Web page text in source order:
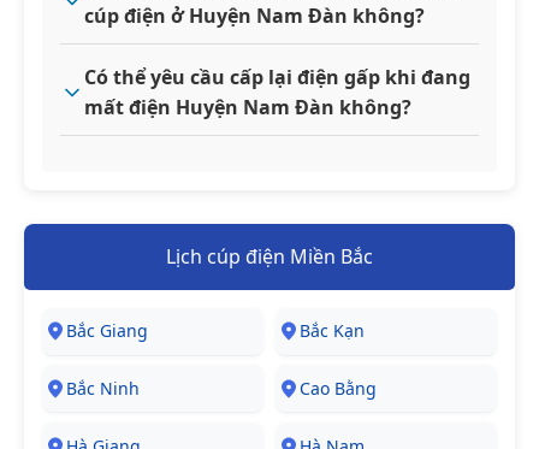
cúp điện ở Huyện Nam Đàn không?
Có thể yêu cầu cấp lại điện gấp khi đang
mất điện Huyện Nam Đàn không?
Lịch cúp điện Miền Bắc
Bắc Giang Bắc Kạn
Bắc Ninh Cao Bằng